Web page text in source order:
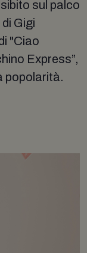
sul palco
Gigi
"Ciao
Express”,
popolarità.